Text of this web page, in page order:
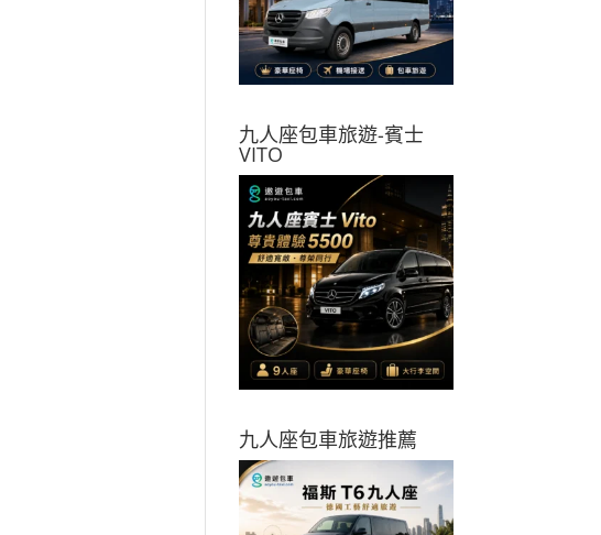
九人座包車旅遊-賓士
VITO
九人座包車旅遊推薦